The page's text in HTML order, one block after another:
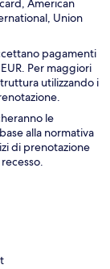
American
Union
pagamenti
Per maggiori
utilizzando i
le
alla normativa
di prenotazione